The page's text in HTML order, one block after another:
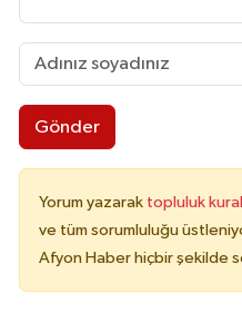
Gönder
Yorum yazarak topluluk
ve tüm sorumluluğu
Afyon Haber hiçbir şekilde